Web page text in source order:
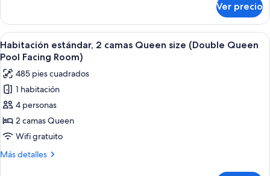
King
size
(King
City
Facing)
estándar,
cama
King
(King
City
Facing)
Ver precio
Abrir
todas
las
fotos
de
Habitación
estándar,
2
camas
Habitación de hotel con televisión
4
Habitación estándar, 2 camas Queen size (Double Queen
Pool Facing Room)
485 pies cuadrados
1 habitación
4 personas
2 camas Queen
Wifi gratuito
Más detalles
Más